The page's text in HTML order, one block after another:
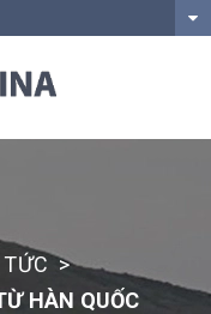
>
HÀN QUỐC